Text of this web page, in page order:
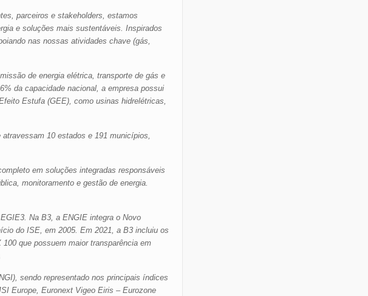
parceiros e stakeholders, estamos
e soluções mais sustentáveis. Inspirados
nas nossas atividades chave (gás,
de energia elétrica, transporte de gás e
da capacidade nacional, a empresa possui
Estufa (GEE), como usinas hidrelétricas,
10 estados e 191 municípios,
em soluções integradas responsáveis
monitoramento e gestão de energia.
Na B3, a ENGIE integra o Novo
do ISE, em 2005. Em 2021, a B3 incluiu os
que possuem maior transparência em
sendo representado nos principais índices
Europe, Euronext Vigeo Eiris – Eurozone